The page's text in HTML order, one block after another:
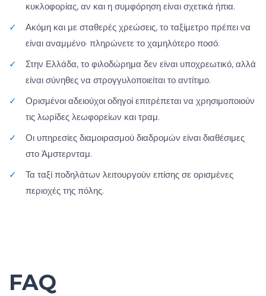
κυκλοφορίας, αν και η συμφόρηση είναι σχετικά ήπια.
✓
Ακόμη και με σταθερές χρεώσεις, το ταξίμετρο πρέπει να
είναι αναμμένο· πληρώνετε το χαμηλότερο ποσό.
✓
Στην Ελλάδα, το φιλοδώρημα δεν είναι υποχρεωτικό, αλλά
είναι σύνηθες να στρογγυλοποιείται το αντίτιμο.
✓
Ορισμένοι αδειούχοι οδηγοί επιτρέπεται να χρησιμοποιούν
τις λωρίδες λεωφορείων και τραμ.
✓
Οι υπηρεσίες διαμοιρασμού διαδρομών είναι διαθέσιμες
στο Άμστερνταμ.
✓
Τα ταξί ποδηλάτων λειτουργούν επίσης σε ορισμένες
περιοχές της πόλης.
FAQ